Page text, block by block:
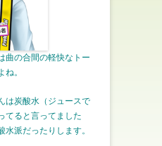
曲の合間の軽快なトー
。
は炭酸水（ジュースで
てると言ってました
派だったりします。